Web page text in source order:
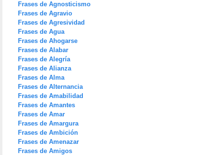
Frases de Agnosticismo
Frases de Agravio
Frases de Agresividad
Frases de Agua
Frases de Ahogarse
Frases de Alabar
Frases de Alegría
Frases de Alianza
Frases de Alma
Frases de Alternancia
Frases de Amabilidad
Frases de Amantes
Frases de Amar
Frases de Amargura
Frases de Ambición
Frases de Amenazar
Frases de Amigos